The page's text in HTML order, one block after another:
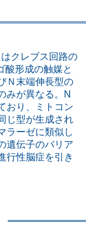
クレブス回路の
酸形成の触媒と
Ｎ末端伸長型の
みが異なる。N
おり、ミトコン
じ型が生成され
ラーゼに類似し
遺伝子のバリア
行性脳症を引き